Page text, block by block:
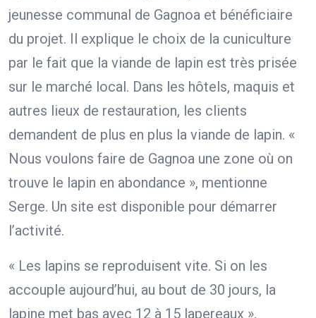
jeunesse communal de Gagnoa et bénéficiaire
du projet. Il explique le choix de la cuniculture
par le fait que la viande de lapin est très prisée
sur le marché local. Dans les hôtels, maquis et
autres lieux de restauration, les clients
demandent de plus en plus la viande de lapin. «
Nous voulons faire de Gagnoa une zone où on
trouve le lapin en abondance », mentionne
Serge. Un site est disponible pour démarrer
l’activité.
« Les lapins se reproduisent vite. Si on les
accouple aujourd’hui, au bout de 30 jours, la
lapine met bas avec 12 à 15 lapereaux »,